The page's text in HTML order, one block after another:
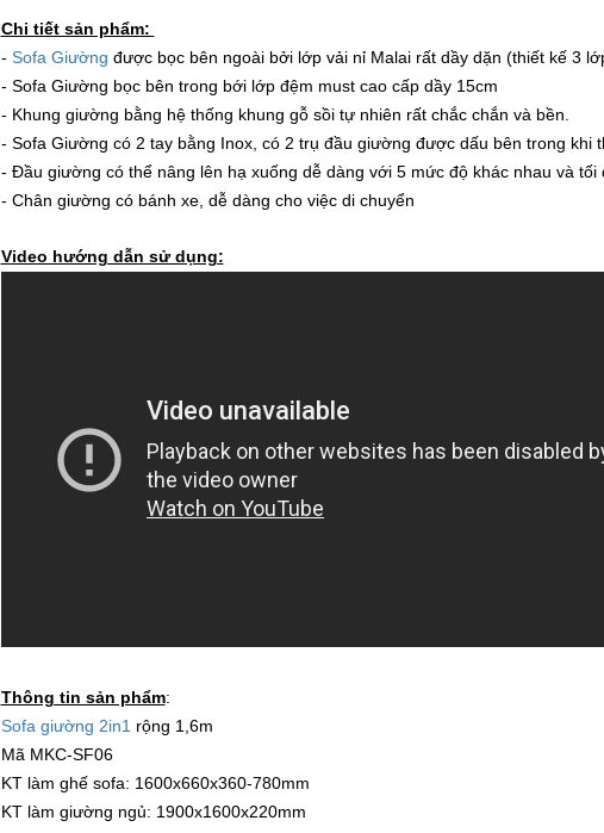
Chi tiết sản phẩm:
- Sofa Giường được bọc bên ngoài bởi lớp vải nỉ Malai rất dầy dặn (thiết kế 3
- Sofa Giường bọc bên trong bới lớp đệm must cao cấp dầy 15cm
- Khung giường bằng hệ thống khung gỗ sồi tự nhiên rất chắc chắn và bền.
- Sofa Giường có 2 tay bằng Inox, có 2 trụ đầu giường được dấu bên trong khi
- Đầu giường có thể nâng lên hạ xuống dễ dàng với 5 mức độ khác nhau và tối
- Chân giường có bánh xe, dễ dàng cho việc di chuyển
Video hướng dẫn sử dụng:
Thông tin sản phẩm:
Sofa giường 2in1 rộng 1,6m
Mã MKC-SF06
KT làm ghế sofa: 1600x660x360-780mm
KT làm giường ngủ: 1900x1600x220mm